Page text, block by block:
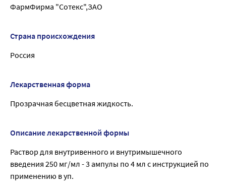
ФармФирма "Сотекс",ЗАО
Страна происхождения
Россия
Лекарственная форма
Прозрачная бесцветная жидкость.
Описание лекарственной формы
Раствор для внутривенного и внутримышечного
введения 250 мг/мл - 3 ампулы по 4 мл с инструкцией по
применению в уп.